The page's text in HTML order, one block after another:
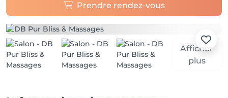
Prendre rendez-vous
Afficher
plus